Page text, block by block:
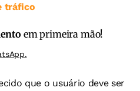
tráfico
em primeira mão!
que o usuário deve ser